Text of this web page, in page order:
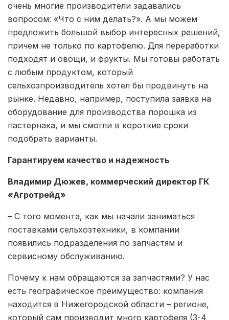
очень многие производители задавались
вопросом: «Что с ним делать?». А мы можем
предложить большой выбор интересных решений,
причем не только по картофелю. Для переработки
подходят и овощи, и фрукты. Мы готовы работать
с любым продуктом, который
сельхозпроизводитель хотел бы продвинуть на
рынке. Недавно, например, поступила заявка на
оборудование для производства порошка из
пастернака, и мы смогли в короткие сроки
подобрать варианты.
Гарантируем качество и надежность
Владимир Дюжев, коммерческий директор ГК
«Агротрейд»
– С того момента, как мы начали заниматься
поставками сельхозтехники, в компании
появились подразделения по запчастям и
сервисному обслуживанию.
Почему к нам обращаются за запчастями? У нас
есть географическое преимущество: компания
находится в Нижегородской области – регионе,
который сам производит много картофеля (3-4